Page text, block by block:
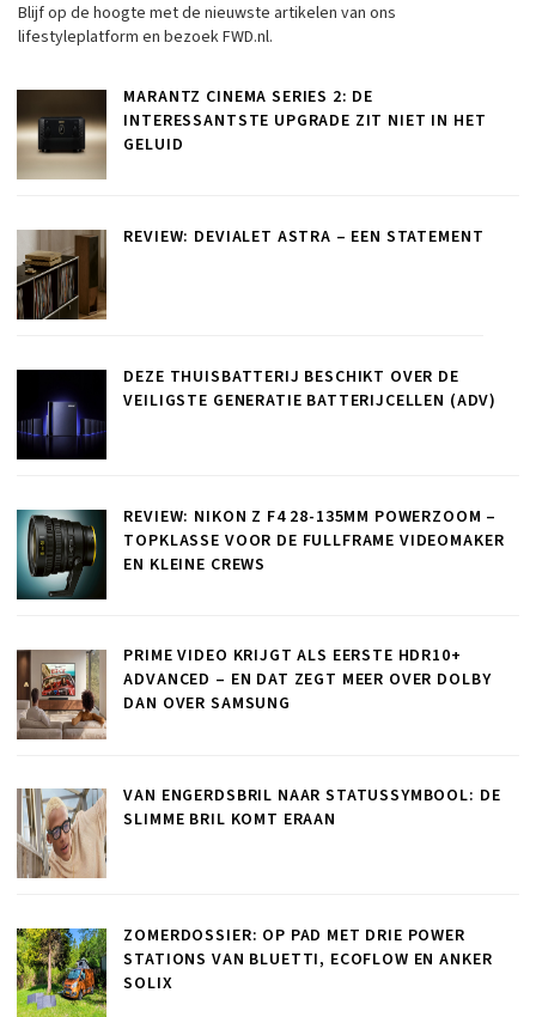
Blijf op de hoogte met de nieuwste artikelen van ons
lifestyleplatform en bezoek FWD.nl.
MARANTZ CINEMA SERIES 2: DE
INTERESSANTSTE UPGRADE ZIT NIET IN HET
GELUID
REVIEW: DEVIALET ASTRA – EEN STATEMENT
DEZE THUISBATTERIJ BESCHIKT OVER DE
VEILIGSTE GENERATIE BATTERIJCELLEN (ADV)
REVIEW: NIKON Z F4 28-135MM POWERZOOM –
TOPKLASSE VOOR DE FULLFRAME VIDEOMAKER
EN KLEINE CREWS
PRIME VIDEO KRIJGT ALS EERSTE HDR10+
ADVANCED – EN DAT ZEGT MEER OVER DOLBY
DAN OVER SAMSUNG
VAN ENGERDSBRIL NAAR STATUSSYMBOOL: DE
SLIMME BRIL KOMT ERAAN
ZOMERDOSSIER: OP PAD MET DRIE POWER
STATIONS VAN BLUETTI, ECOFLOW EN ANKER
SOLIX